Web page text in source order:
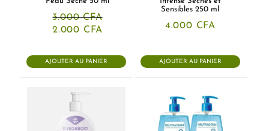
3.000CFA
Le
était :
3.000 CFA.
2.000 CFA
est :
2.000 CFA.
AJOUTER AU PANIER
Sensibles 250 ml
4.000 CFA
AJOUTER AU PANIER